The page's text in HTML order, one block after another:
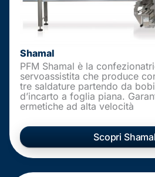
Shamal
PFM Shamal è la
servoassistita che produce
tre saldature partendo da
d’incarto a foglia piana.
ermetiche ad alta velocità
Scopri Shamal